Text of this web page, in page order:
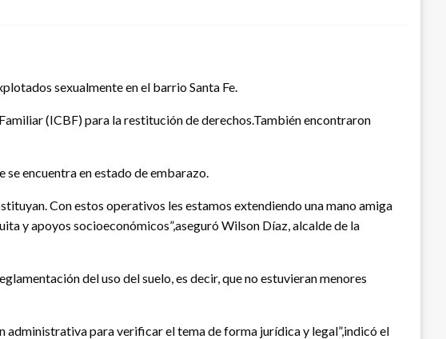
sexualmente en el barrio Santa Fe.
(ICBF) para la restitución de derechos.También encontraron
se encuentra en estado de embarazo.
Con estos operativos les estamos extendiendo una mano amiga
y apoyos socioeconómicos”,aseguró Wilson Díaz, alcalde de la
del uso del suelo, es decir, que no estuvieran menores
administrativa para verificar el tema de forma jurídica y legal”,indicó el